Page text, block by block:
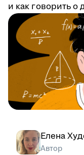
и как говорить о
Елена
Автор